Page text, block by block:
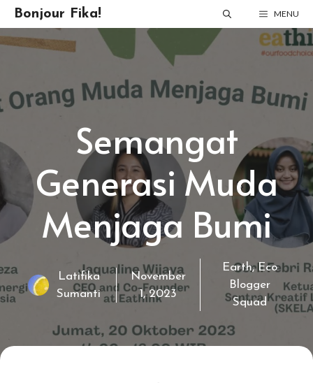
Skip
to
content
Bonjour Fika! MENU
Semangat
Generasi Muda
Menjaga Bumi
Latifika
Sumanti
November
1, 2023
Earth, Eco
Blogger
Squad